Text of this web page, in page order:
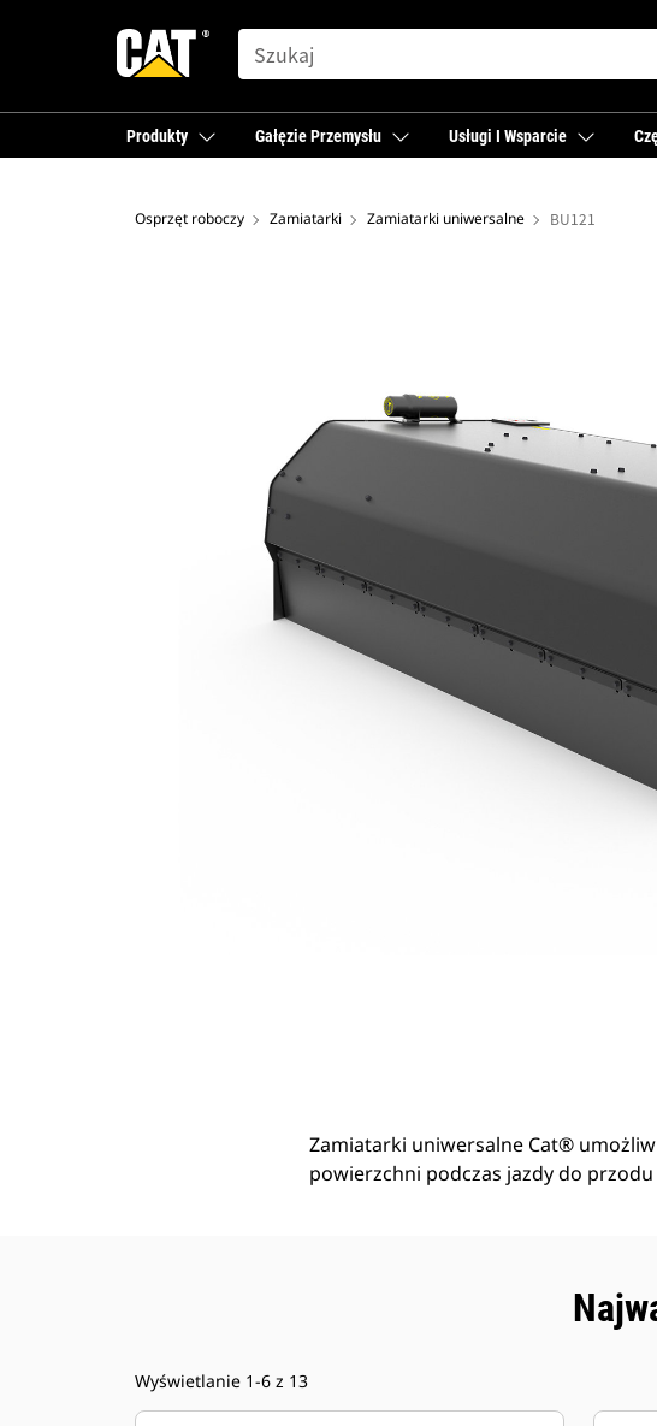
SEARCH
Produkty Gałęzie Przemysłu Usługi I Wsparcie
Osprzęt roboczy Zamiatarki Zamiatarki uniwersalne BU121
Zamiatarki uniwersalne Cat®
powierzchni podczas jazdy do przodu
Wyświetlanie 1-6 z 13